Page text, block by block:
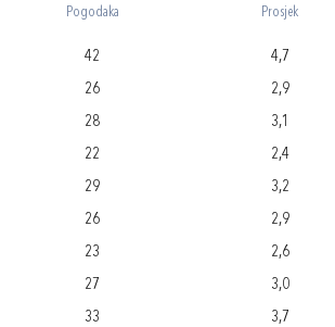
Pogodaka Prosjek
42
4,7
26
2,9
28
3,1
22
2,4
29
3,2
26
2,9
23
2,6
27
3,0
33
3,7